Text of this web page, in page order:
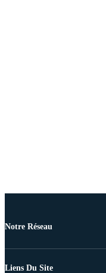
Notre Réseau
Liens Du Site